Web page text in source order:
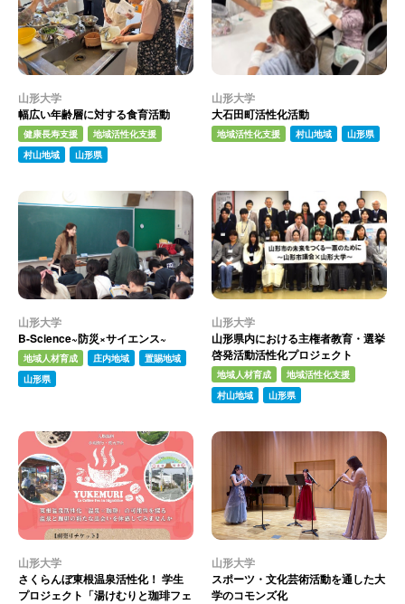
山形大学
幅広い年齢層に対する食育活動
健康長寿支援
地域活性化支援
村山地域
山形県
山形大学
大石田町活性化活動
地域活性化支援 村山地域 山形県
山形大学
B-Science~防災×サイエンス~
地域人材育成 庄内地域
置賜地域
山形県
山形大学
山形県内における主権者教育・選挙
啓発活動活性化プロジェクト
地域人材育成
地域活性化支援
村山地域
山形県
山形大学
さくらんぼ東根温泉活性化！ 学生
プロジェクト「湯けむりと珈琲フェ
山形大学
スポーツ・文化芸術活動を通した大
学のコモンズ化